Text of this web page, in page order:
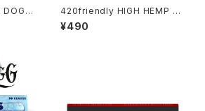
S
420friendly HIGH HEMP ロ
ーリングペーパー / KING SIZE
SLIM 無漂白・無添加
¥490